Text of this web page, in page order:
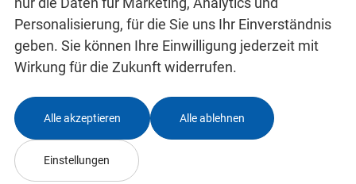
Anti-Blockier-System (ABS), Fahrassistenz-
System: Notbrems-Assistent, Antriebsart:
Frontantrieb, Elektron. Stabilitäts-Programm
(ESP), Getriebe 6-Gang, Klimaautomatik,
Fensterheber elektrisch, Zentralverriegelung mit
Fernbedienung, Frontscheibe heizbar,
Fahrassistenz-System: Notrufsystem,
Personalisierung, für die Sie uns Ihr Einverständnis
geben. Sie können Ihre Einwilligung jederzeit mit
Wirkung für die Zukunft widerrufen.
Alle akzeptieren Alle ablehnen
Einstellungen